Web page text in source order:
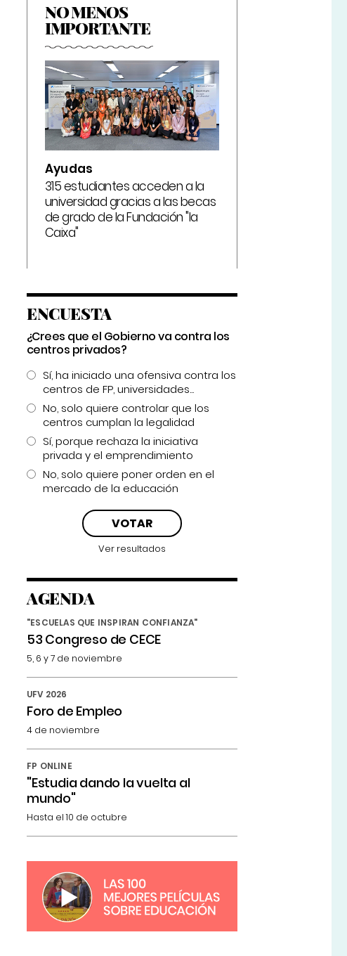
NO MENOS
IMPORTANTE
Ayudas
315 estudiantes acceden a la
universidad gracias a las becas
de grado de la Fundación "la
Caixa"
ENCUESTA
¿Crees que el Gobierno va contra los
centros privados?
Sí, ha iniciado una ofensiva contra los
centros de FP, universidades...
No, solo quiere controlar que los
centros cumplan la legalidad
Sí, porque rechaza la iniciativa
privada y el emprendimiento
No, solo quiere poner orden en el
mercado de la educación
Ver resultados
AGENDA
"ESCUELAS QUE INSPIRAN CONFIANZA"
53 Congreso de CECE
5, 6 y 7 de noviembre
UFV 2026
Foro de Empleo
4 de noviembre
FP ONLINE
"Estudia dando la vuelta al
mundo"
Hasta el 10 de octubre